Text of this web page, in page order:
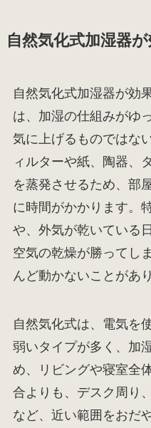
自然気化式加湿器
自然気化式加湿器が効
は、加湿の仕組みがゆ
気に上げるものではな
ィルターや紙、陶器、
を蒸発させるため、部
に時間がかかります。
や、外気が乾いている
空気の乾燥が勝ってし
んど動かないことがあ
自然気化式は、電気を
弱いタイプが多く、加
め、リビングや寝室全
合よりも、デスク周り
など、近い範囲をおだ